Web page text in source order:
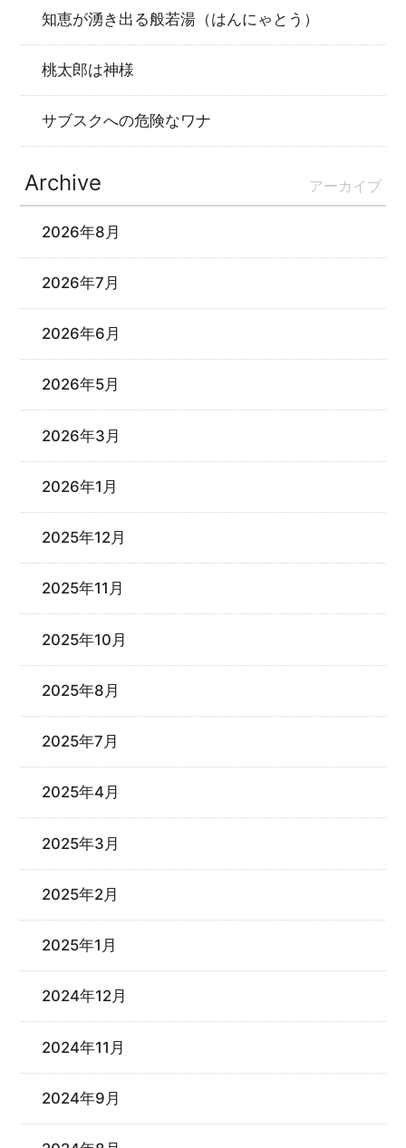
知恵が湧き出る般若湯（はんにゃとう）
桃太郎は神様
サブスクへの危険なワナ
Archive アーカイブ
2026年8月
2026年7月
2026年6月
2026年5月
2026年3月
2026年1月
2025年12月
2025年11月
2025年10月
2025年8月
2025年7月
2025年4月
2025年3月
2025年2月
2025年1月
2024年12月
2024年11月
2024年9月